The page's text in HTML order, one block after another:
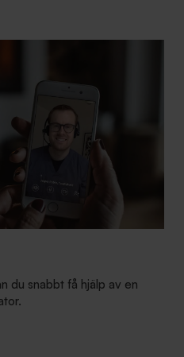
du snabbt få hjälp av en